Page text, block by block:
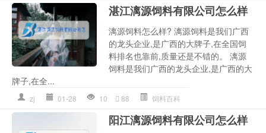
湛江漓源饲料有限公司怎么样
漓源饲料怎么样? 漓源饲料是我们广西
的龙头企业,是广西的大牌子,在全国饲
料排名也靠前,质量还是不错的。 漓源
饲料是我们广西的龙头企业,是广西的大
牌子,在全...
zj 01-28 10 88 饲料百科
阳江漓源饲料有限公司怎么样